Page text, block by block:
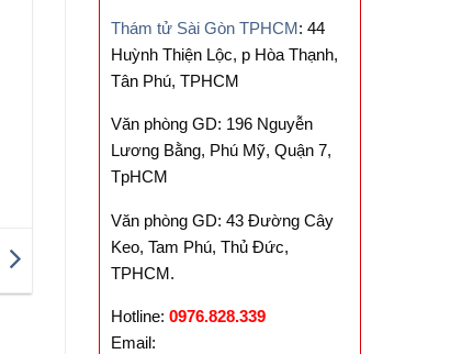
Thám tử Sài Gòn TPHCM: 44
Huỳnh Thiện Lộc, p Hòa Thạnh,
Tân Phú, TPHCM
Văn phòng GD: 196 Nguyễn
Lương Bằng, Phú Mỹ, Quận 7,
TpHCM
Văn phòng GD: 43 Đường Cây
Keo, Tam Phú, Thủ Đức,
TPHCM.
Hotline: 0976.828.339
Email: